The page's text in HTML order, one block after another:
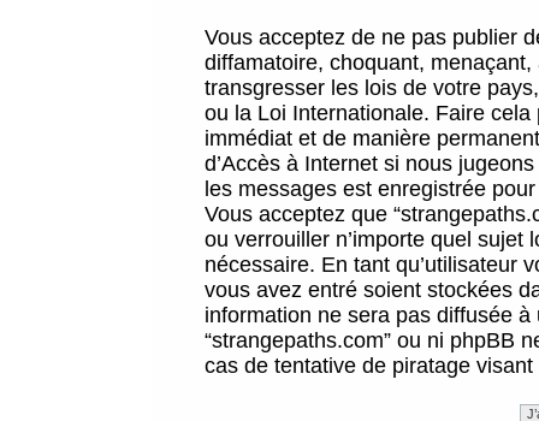
Vous acceptez de ne pas publier
diffamatoire, choquant,
transgresser les lois de votre
ou la Loi Internationale. Faire
immédiat et de manière
d’Accès à Internet si nous
les messages est enregistrée
Vous acceptez que
ou verrouiller n’importe quel sujet
nécessaire. En tant qu’utilisateur
vous avez entré soient stockées
information ne sera pas diffusée
“strangepaths.com” ou ni phpBB
cas de tentative de piratage